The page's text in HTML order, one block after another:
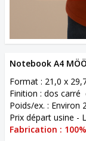
Notebook A4
Format : 21,0 x
Finition : dos carré
Poids/ex. : Environ
Prix départ usine -
Fabrication :